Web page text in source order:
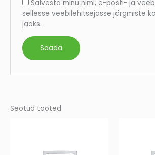
Salvesta minu nimi, e-posti- ja
sellesse veebilehitsejasse järgmiste
jaoks.
Seotud tooted